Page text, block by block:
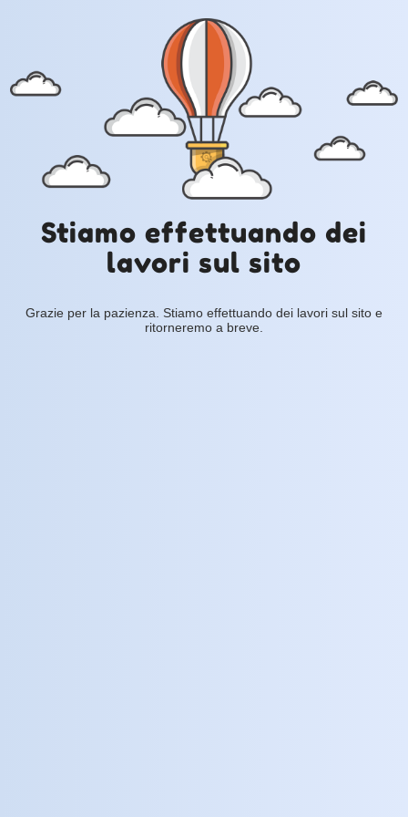
Stiamo effettuando dei
lavori sul sito
Grazie per la pazienza. Stiamo effettuando dei lavori sul sito e
ritorneremo a breve.